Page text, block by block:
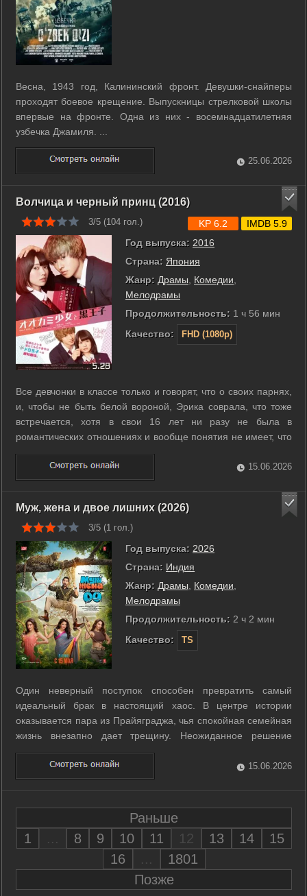
Весна, 1943 год, Калининский фронт. Девушки-снайперы
проходят боевое крещение. Выпускницы стрелковой школы
впервые на фронте. Одна из них - восемнадцатилетняя
узбечка Джамиля. ...
25.06.2026
Волчица и черный принц (2016)
3/5 (104 гол.)
Год выпуска: 2016
Страна: Япония
Жанр: Драмы Комедии
Мелодрамы
Продолжительность: 1 ч 56 мин
Качество:
FHD (1080p)
KP 6.2 IMDB 5.9
Все девчонки в классе только и говорят, что о своих парнях,
и, чтобы не быть белой вороной, Эрика соврала, что тоже
встречается, хотя в свои 16 лет ни разу не была в
романтических отношениях и вообще понятия не имеет, что
с этими парнями делать. Постепенно подружки заподозрили
её во лжи. Тогда девушка решает предоставить им
«доказательства»: ...
15.06.2026
Муж, жена и двое лишних (2026)
3/5 (1 гол.)
Год выпуска: 2026
Страна: Индия
Жанр: Драмы, Комедии,
Мелодрамы
Продолжительность: 2 ч 2 мин
Качество:
TS
Один неверный поступок способен превратить самый
идеальный брак в настоящий хаос. В центре истории
оказывается пара из Прайяграджа, чья спокойная семейная
жизнь внезапно дает трещину. Неожиданное решение
супругов запускает целую цепочку комичных
недоразумений. В их отношения вмешиваются сторонние
люди, создавая невероятную путаницу. Ревность и ...
15.06.2026
Раньше
1
... 8 9 10 11 12 13 14
15
16
...
1801
Позже